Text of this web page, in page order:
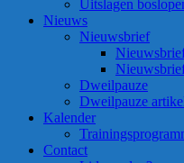
Uitslagen
Nieuws
Nieuwsbrief
Dweilpauze
Dweilpauze
Kalender
Contact